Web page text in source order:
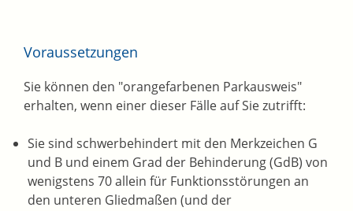
Voraussetzungen
Sie können den "orangefarbenen Parkausweis"
erhalten, wenn einer dieser Fälle auf Sie zutrifft:
Sie sind schwerbehindert mit den Merkzeichen G
und B und einem Grad der Behinderung (GdB) von
wenigstens 70 allein für Funktionsstörungen an
den unteren Gliedmaßen (und der